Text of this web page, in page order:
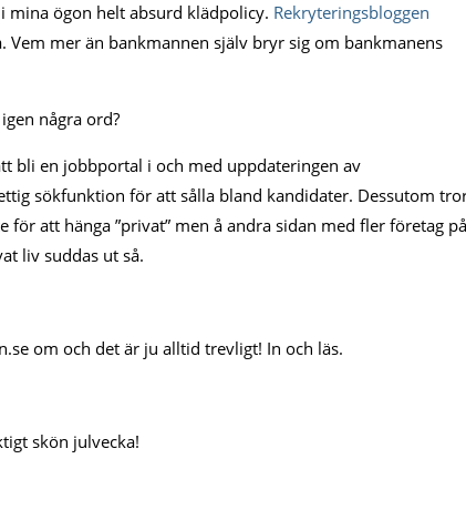
mina ögon helt absurd klädpolicy. Rekryteringsbloggen
Vem mer än bankmannen själv bryr sig om bankmanens
några ord?
bli en jobbportal i och med uppdateringen av
sökfunktion för att sålla bland kandidater. Dessutom
för att hänga ”privat” men å andra sidan med fler företag på
liv suddas ut så.
om och det är ju alltid trevligt! In och läs.
skön julvecka!